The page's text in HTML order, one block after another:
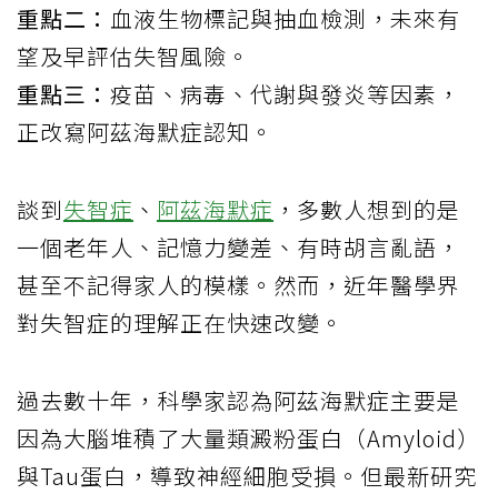
重點二： 血液生物標記與抽血檢測，未來有
望及早評估失智風險。
重點三： 疫苗、病毒、代謝與發炎等因素，
正改寫阿茲海默症認知。
談到失智症 、 阿茲海默症 ，多數人想到的是
一個老年人、記憶力變差、有時胡言亂語，
甚至不記得家人的模樣。然而，近年醫學界
對失智症的理解正在快速改變。
過去數十年，科學家認為阿茲海默症主要是
因為大腦堆積了大量類澱粉蛋白（Amyloid）
與Tau蛋白，導致神經細胞受損。但最新研究